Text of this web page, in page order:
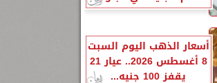
أسعار الذهب اليوم السبت
8 أغسطس 2026.. عيار 21
يقفز 100 جنيه...